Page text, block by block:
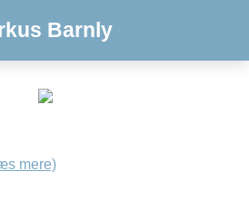
Barnly
mere)